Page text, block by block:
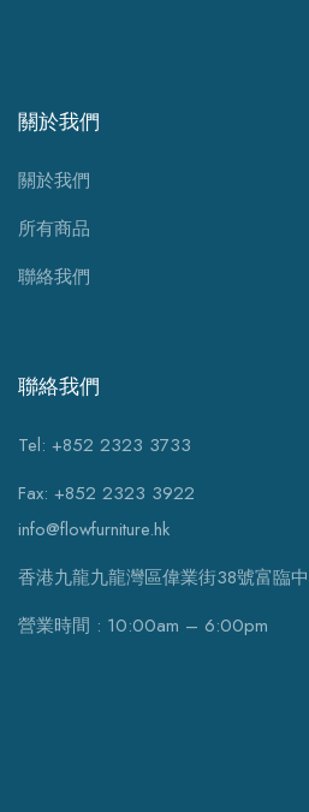
關於我們
關於我們
所有商品
聯絡我們
聯絡我們
Tel: +852 2323 3733
Fax: +852 2323 3922
info@flowfurniture.hk
香港九龍九龍灣區偉業街38號富臨
營業時間 : 10:00am – 6:00pm